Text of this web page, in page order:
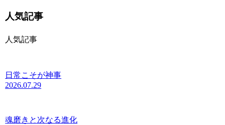
人気記事
人気記事
日常こそが神事
2026.07.29
魂磨きと次なる進化